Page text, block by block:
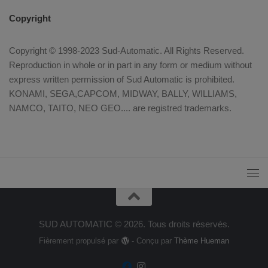
Copyright
Copyright © 1998-2023 Sud-Automatic. All Rights Reserved.
Reproduction in whole or in part in any form or medium without
express written permission of Sud Automatic is prohibited.
KONAMI, SEGA,CAPCOM, MIDWAY, BALLY, WILLIAMS,
NAMCO, TAITO, NEO GEO.... are registred trademarks.
SUD AUTOMATIC © 2026. Tous droits réservés.
Fièrement propulsé par - Conçu par Thème Hueman